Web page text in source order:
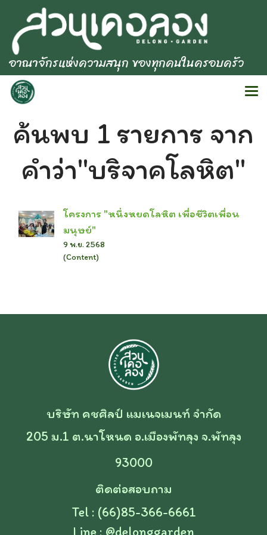
อาณาจักรแห่งความสนุก ของทุกคนในครอบครัว
ค้นพบ 1 รายการ จาก
คำว่า"บริจาคโลหิต"
โครงการ "หนึ่งหยดโลหิต เพื่อชีวิตเพื่อน
มนุษย์"
9 พ.ย. 2568
(Content)
บริษัท คชศิลป์ แมเนจเมนท์ จำกัด
205 ม.1 ต.นาโหนด อ.เมืองพัทลุง จ.พัทลุง
93000
ติดต่อสอบถาม
Tel : (66)85-366-6661
Line : @delonggarden